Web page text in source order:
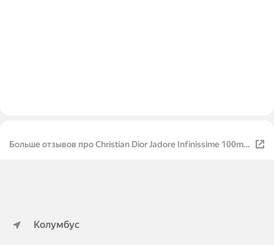
Больше отзывов про Christian Dior Jadore Infinissime 100ml
Колумбус